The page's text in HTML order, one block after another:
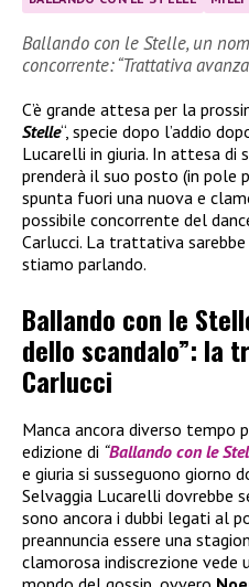
Ballando con le Stelle, un
concorrente: “Trattativa
C’è grande attesa per la
Stelle“, specie dopo l’addio
Lucarelli in giuria. In attesa di
prenderà il suo posto (in pole
spunta fuori una nuova e
possibile concorrente del
Carlucci. La trattativa
stiamo parlando.
Ballando con le
dello scandalo”: la
Carlucci
Manca ancora diverso tempo
edizione di “Ballando con le
e giuria si susseguono giorno
Selvaggia Lucarelli dovrebbe
sono ancora i dubbi legati al
preannuncia essere una
clamorosa indiscrezione